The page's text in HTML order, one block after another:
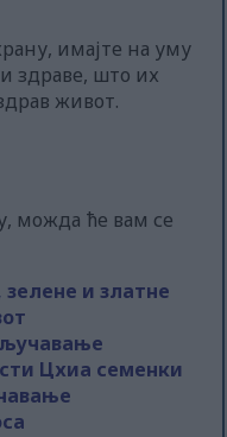
имајте на уму
здраве, што их
живот.
можда ће вам се
и златне
Цхиа семенки